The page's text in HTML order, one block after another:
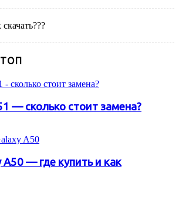
— сколько стоит замена?
— где купить и как